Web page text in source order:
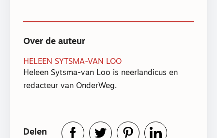
Over de auteur
HELEEN SYTSMA-VAN LOO
Heleen Sytsma-van Loo is neerlandicus en
redacteur van OnderWeg.
Delen